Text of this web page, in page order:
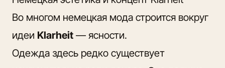
Во многом немецкая мода строится вокруг
идеи Klarheit — ясности.
Одежда здесь редко существует